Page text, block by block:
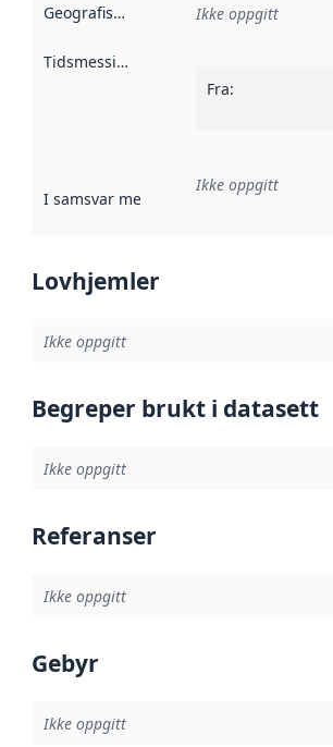
Geografisk avgrensning :
Ikke oppgitt
Tidsmessig avgrensning
Fra:
I samsvar med Referanse til en
Ikke oppgitt
Lovhjemler
Ikke oppgitt
Begreper brukt i datasett
Ikke oppgitt
Referanser
Ikke oppgitt
Gebyr
Ikke oppgitt